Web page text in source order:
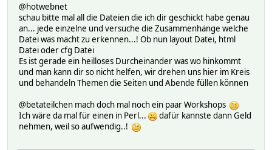
@hotwebnet
schau bitte mal all die Dateien die ich dir geschickt habe genau
an... jede einzelne und versuche die Zusammenhänge welche
Datei was macht zu erkennen...! Ob nun layout Datei, html
Datei oder cfg Datei
Es ist gerade ein heilloses Durcheinander was wo hinkommt
und man kann dir so nicht helfen, wir drehen uns hier im Kreis
und behandeln Themen die Seiten und Abende füllen können
@betateilchen mach doch mal noch ein paar Workshops
Ich wäre da mal für einen in Perl...
dafür kannste dann Geld
nehmen, weil so aufwendig..!